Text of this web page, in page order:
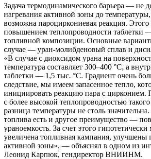
Задача термодинамического барьера — не
нагревания активной зоны до
возможна пароциркониевая реакция.
повышением теплопроводности таблетки
топливной композиции. Основные
случае — уран‑молибденовый сплав и
«В случае с диоксидом урана на
температура составляет 300–400 °C, а
таблетки — 1,5 тыс. °C. Градиент очень
следствие, мы имеем запасенное тепло,
инициировать реакцию пара с цирконием.
с более высокой теплопроводностью такого
разница температуры не столь
топлива есть и другое преимущество —
ураноемкость. За счет этого
увеличена топливная кампания, улучшены
активной зоны», — объяснял в одном из
Леонид Карпюк, гендиректор ВНИИНМ.